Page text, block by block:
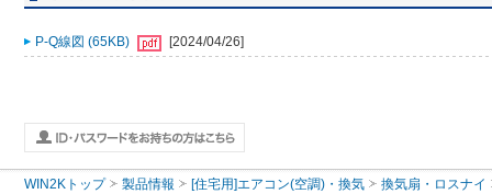
P-Q線図 (65KB) [2024/04/26]
WIN2Kトップ 製品情報 [住宅用]エアコン(空調)・換気 換気扇・ロスナイ